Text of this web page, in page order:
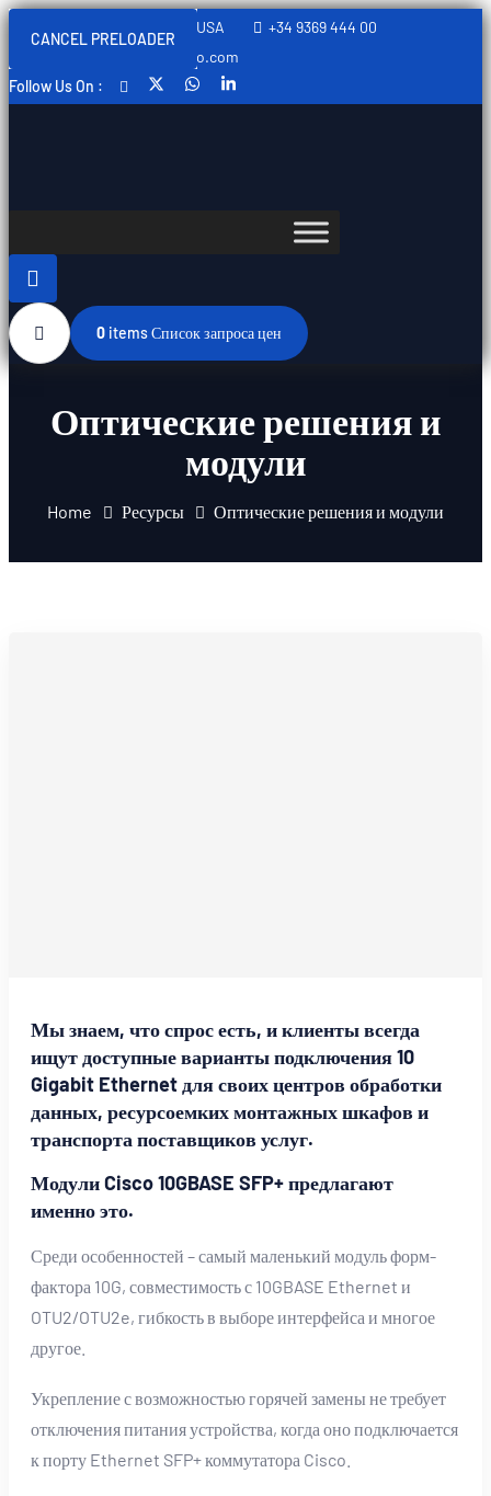
CANCEL PRELOADER
Sweden, Spain, Thailand, USA
+34 9369 444 00
info@swedishtelecomopto.com
Follow Us On :
0 itemsСписок запроса цен
Оптические решения и
модули
Home Ресурсы Оптические решения и модули
Мы знаем, что спрос есть, и клиенты всегда
ищут доступные варианты подключения 10
Gigabit Ethernet для своих центров обработки
данных, ресурсоемких монтажных шкафов и
транспорта поставщиков услуг.
Модули Cisco 10GBASE SFP+ предлагают
именно это.
Среди особенностей – самый маленький модуль форм-
фактора 10G, совместимость с 10GBASE Ethernet и
OTU2/OTU2e, гибкость в выборе интерфейса и многое
другое.
Укрепление с возможностью горячей замены не требует
отключения питания устройства, когда оно подключается
к порту Ethernet SFP+ коммутатора Cisco.